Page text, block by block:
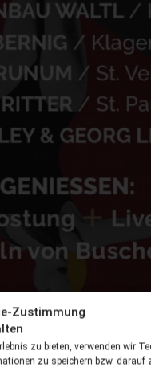
Zustimmung
zu bieten, verwenden wir
zu speichern bzw. darauf